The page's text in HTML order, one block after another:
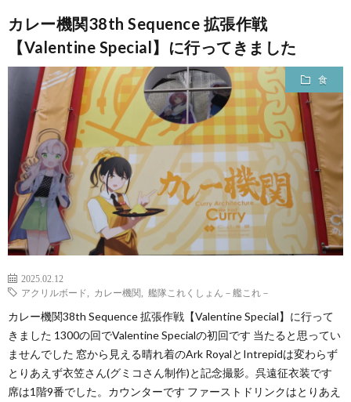
カレー機関38th Sequence 拡張作戦
【Valentine Special】に行ってきました
食
2025.02.12
アクリルボード
カレー機関 艦隊これくしょん－艦これ－
カレー機関38th Sequence 拡張作戦【Valentine Special】に行って
きました 1300の回でValentine Specialの初回です 当たると思ってい
ませんでした 窓から見える晴れ着のArk RoyalとIntrepidは変わらず
とりあえず衣笠さん(グミコさん制作)と記念撮影。呉遠征衣装です
席は1階9番でした。カウンターです ファーストドリンクはとりあえ